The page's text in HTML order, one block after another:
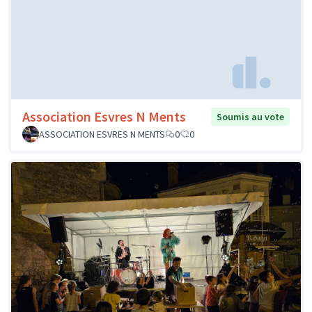
Association Esvres N Ments
Soumis au vote
ASSOCIATION ESVRES N MENTS
0 0